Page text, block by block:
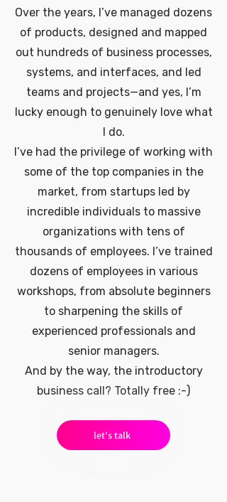
Over the years, I’ve managed dozens
of products, designed and mapped
out hundreds of business processes,
systems, and interfaces, and led
teams and projects—and yes, I’m
lucky enough to genuinely love what
I do.
I’ve had the privilege of working with
some of the top companies in the
market, from startups led by
incredible individuals to massive
organizations with tens of
thousands of employees. I’ve trained
dozens of employees in various
workshops, from absolute beginners
to sharpening the skills of
experienced professionals and
senior managers.
And by the way, the introductory
business call? Totally free :-)
let's talk